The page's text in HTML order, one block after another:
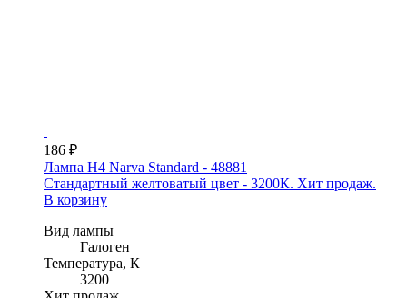
186 ₽
Лампа H4 Narva Standard - 48881
Стандартный желтоватый цвет - 3200К. Хит продаж.
В корзину
Вид лампы
Галоген
Температура, К
3200